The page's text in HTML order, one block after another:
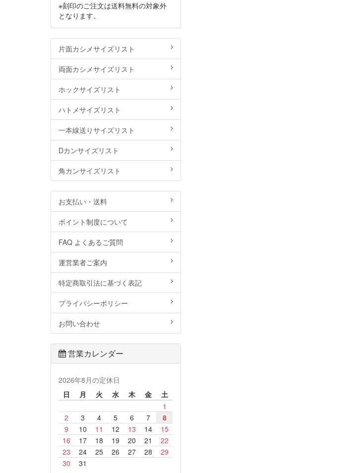
※刻印のご注文は送料無料の対象外
となります。
片面カシメサイズリスト
両面カシメサイズリスト
ホックサイズリスト
ハトメサイズリスト
一本線送りサイズリスト
Dカンサイズリスト
角カンサイズリスト
お支払い・送料
ポイント制度について
FAQ よくあるご質問
運営業者ご案内
特定商取引法に基づく表記
プライバシーポリシー
お問い合わせ
営業カレンダー
2026年8月の定休日
日
月 火 水 木 金
土
1
2
3 4 5 6 7
8
9
10 11 12 13 14
15
16
17 18 19 20 21
22
23
24 25 26 27 28
29
30
31